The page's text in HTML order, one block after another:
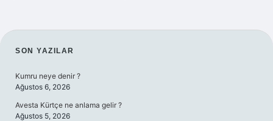
SIDEBAR
SON YAZILAR
Kumru neye denir ?
Ağustos 6, 2026
Avesta Kürtçe ne anlama gelir ?
Ağustos 5, 2026